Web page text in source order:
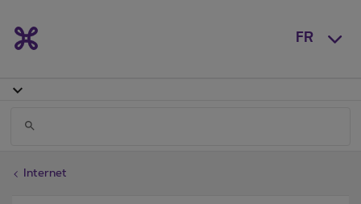
FR
Internet